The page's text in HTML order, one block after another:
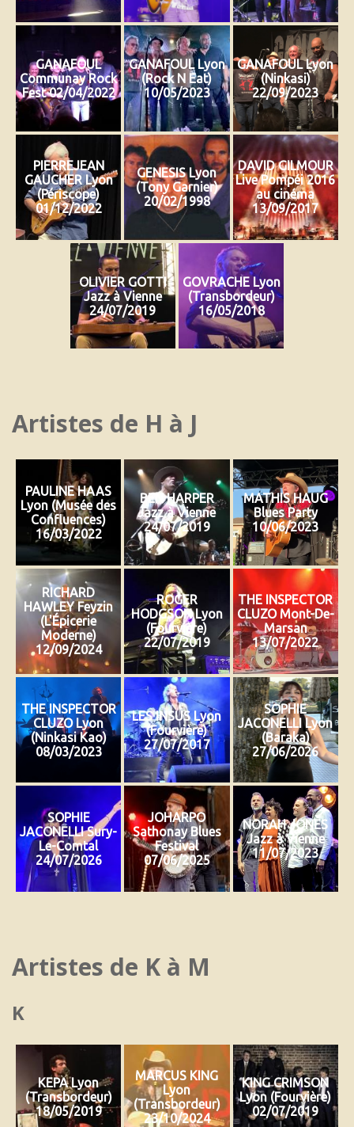
GANAFOUL
Communay Rock
Fest 02/04/2022
GANAFOUL Lyon
(Rock N Eat)
10/05/2023
GANAFOUL Lyon
(Ninkasi)
22/09/2023
PIERREJEAN
GAUCHER Lyon
(Périscope)
01/12/2022
GENESIS Lyon
(Tony Garnier)
20/02/1998
DAVID GILMOUR
Live Pompéi 2016
au cinéma
13/09/2017
OLIVIER GOTTI
Jazz à Vienne
24/07/2019
GOVRACHE Lyon
(Transbordeur)
16/05/2018
Artistes de H à J
PAULINE HAAS
Lyon (Musée des
Confluences)
16/03/2022
BEN HARPER
Jazz à Vienne
24/07/2019
MATHIS HAUG
Blues Party
10/06/2023
RICHARD
HAWLEY Feyzin
(L'Épicerie
Moderne)
12/09/2024
ROGER
HODGSON Lyon
(Fourvière)
22/07/2019
THE INSPECTOR
CLUZO Mont-De-
Marsan
13/07/2022
THE INSPECTOR
CLUZO Lyon
(Ninkasi Kao)
08/03/2023
LES INSUS Lyon
(Fourvière)
27/07/2017
SOPHIE
JACONELLI Lyon
(Baraka)
27/06/2026
SOPHIE
JACONELLI Sury-
Le-Comtal
24/07/2026
JOHARPO
Sathonay Blues
Festival
07/06/2025
NORAH JONES
Jazz à Vienne
11/07/2023
Artistes de K à M
K
KEPA Lyon
(Transbordeur)
18/05/2019
MARCUS KING
Lyon
(Transbordeur)
23/10/2024
KING CRIMSON
Lyon (Fourvière)
02/07/2019